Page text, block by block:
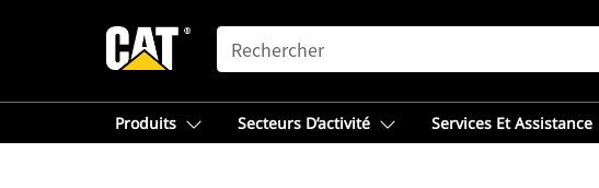
SEARCH
Produits Secteurs D’activité Services Et Assistance